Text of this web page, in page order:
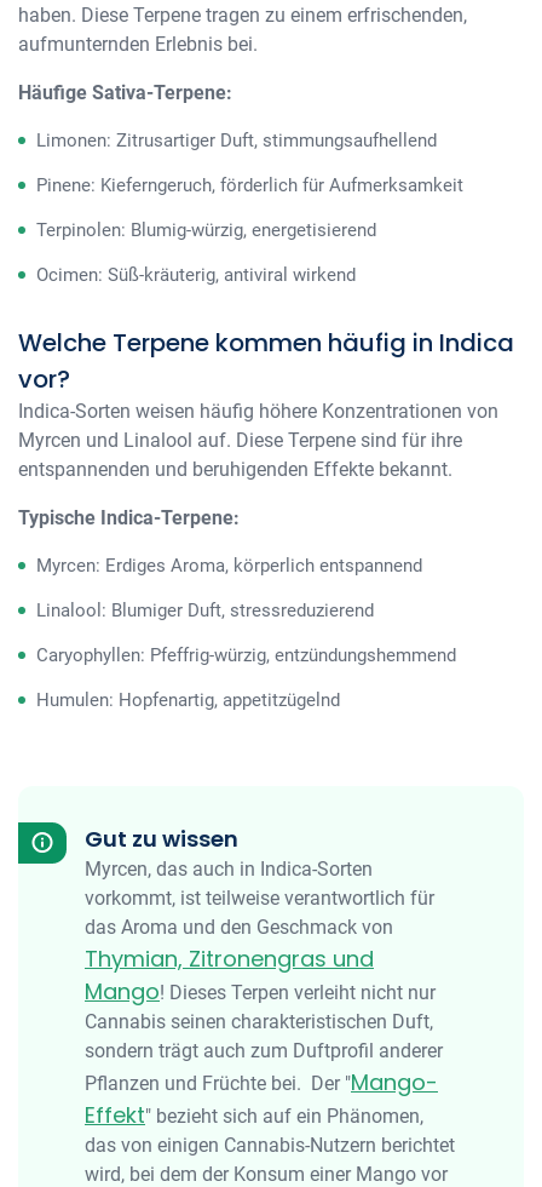
haben. Diese Terpene tragen zu einem erfrischenden,
aufmunternden Erlebnis bei.
Häufige Sativa-Terpene:
Limonen: Zitrusartiger Duft, stimmungsaufhellend
Pinene: Kieferngeruch, förderlich für Aufmerksamkeit
Terpinolen: Blumig-würzig, energetisierend
Ocimen: Süß-kräuterig, antiviral wirkend
Welche Terpene kommen häufig in Indica
vor?
Indica-Sorten weisen häufig höhere Konzentrationen von
Myrcen und Linalool auf. Diese Terpene sind für ihre
entspannenden und beruhigenden Effekte bekannt.
Typische Indica-Terpene:
Myrcen: Erdiges Aroma, körperlich entspannend
Linalool: Blumiger Duft, stressreduzierend
Caryophyllen: Pfeffrig-würzig, entzündungshemmend
Humulen: Hopfenartig, appetitzügelnd
Gut zu wissen
Myrcen, das auch in Indica-Sorten
vorkommt, ist teilweise verantwortlich für
das Aroma und den Geschmack von
Thymian, Zitronengras und
Mango! Dieses Terpen verleiht nicht nur
Cannabis seinen charakteristischen Duft,
sondern trägt auch zum Duftprofil anderer
Pflanzen und Früchte bei. Der "Mango-
Effekt" bezieht sich auf ein Phänomen,
das von einigen Cannabis-Nutzern berichtet
wird, bei dem der Konsum einer Mango vor